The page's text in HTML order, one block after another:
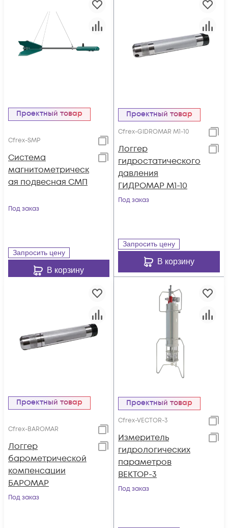
Проектный товар
Cfrex-SMP
Система
магнитометрическ
ая подвесная СМП
Под заказ
Запросить цену
В корзину
Проектный товар
Cfrex-GIDROMAR M1-10
Логгер
гидростатического
давления
ГИДРОМАР М1-10
Под заказ
Запросить цену
В корзину
Проектный товар
Cfrex-BAROMAR
Логгер
барометрической
компенсации
БАРОМАР
Под заказ
Проектный товар
Cfrex-VECTOR-3
Измеритель
гидрологических
параметров
ВЕКТОР-3
Под заказ